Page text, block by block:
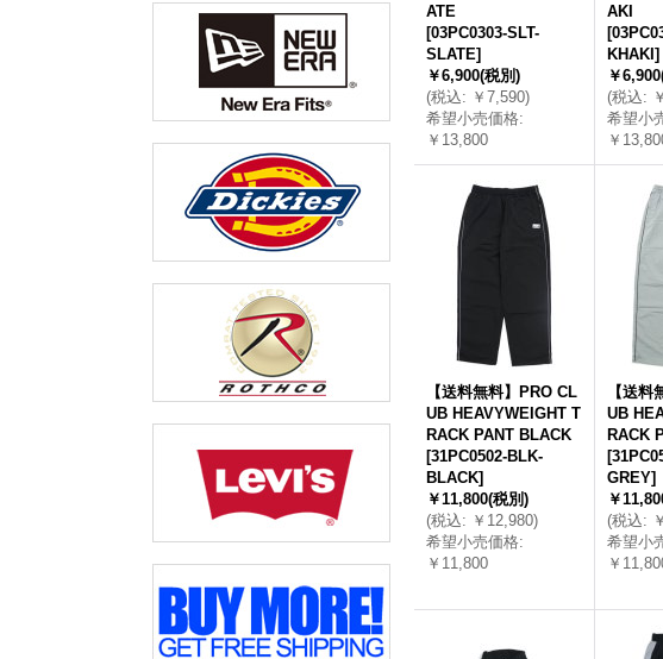
ATE
[03PC0303-SLT-
SLATE]
￥6,900(税別)
(税込: ￥7,590)
希望小売価格:
￥13,800
AKI
[
KHAKI ]
￥6,900
(税込:
希望小
￥
【送料無料】PRO CL
UB HEAVYWEIGHT T
RACK PANT BLACK
[31PC0502-BLK-
BLACK]
￥11,800(税別)
(税込: ￥12,980)
希望小売価格:
￥11,800
【送料
UB
RACK
[
GREY]
￥
(税込:
希望小
￥